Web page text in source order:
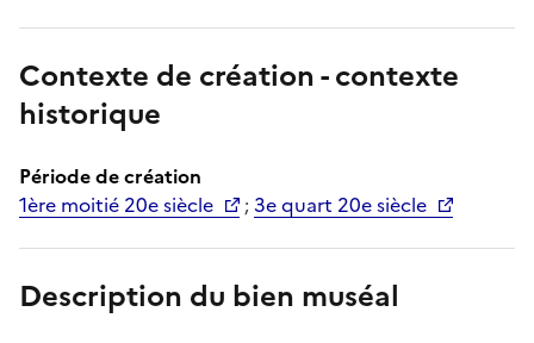
Contexte de création - contexte
historique
Période de création
1ère moitié 20e siècle
;3e quart 20e siècle
Description du bien muséal